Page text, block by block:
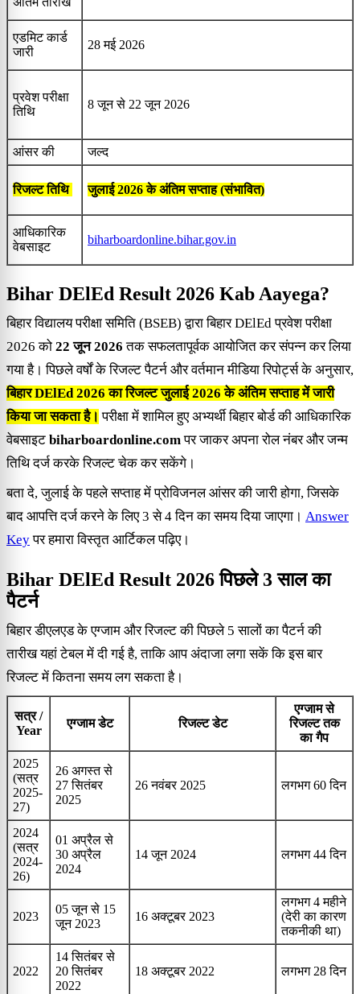
एडमिट कार्ड
जारी
28 मई 2026
प्रवेश परीक्षा
तिथि
8 जून से 22 जून 2026
आंसर की जल्द
रिजल्ट तिथि जुलाई 2026 के अंतिम सप्ताह (संभावित)
आधिकारिक
वेबसाइट
biharboardonline.bihar.gov.in
Bihar DElEd Result 2026 Kab Aayega?
बिहार विद्यालय परीक्षा समिति (BSEB) द्वारा बिहार DElEd प्रवेश परीक्षा
2026 को 22 जून 2026 तक सफलतापूर्वक आयोजित कर संपन्न कर लिया
गया है। पिछले वर्षों के रिजल्ट पैटर्न और वर्तमान मीडिया रिपोर्ट्स के अनुसार,
बिहार DElEd 2026 का रिजल्ट जुलाई 2026 के अंतिम सप्ताह में जारी
किया जा सकता है। परीक्षा में शामिल हुए अभ्यर्थी बिहार बोर्ड की आधिकारिक
वेबसाइट biharboardonline.comपर जाकर अपना रोल नंबर और जन्म
तिथि दर्ज करके रिजल्ट चेक कर सकेंगे।
बता दे, जुलाई के पहले सप्ताह में प्रोविजनल आंसर की जारी होगा, जिसके
बाद आपत्ति दर्ज करने के लिए 3 से 4 दिन का समय दिया जाएगा। Answer
Keyपर हमारा विस्तृत आर्टिकल पढ़िए।
Bihar DElEd Result 2026 पिछले 3 साल का
पैटर्न
बिहार डीएलएड के एग्जाम और रिजल्ट की पिछले 5 सालों का पैटर्न की
तारीख यहां टेबल में दी गई है, ताकि आप अंदाजा लगा सकें कि इस बार
रिजल्ट में कितना समय लग सकता है।
सत्र /
Year
एग्जाम डेट रिजल्ट डेट
एग्जाम से
रिजल्ट तक
का गैप
2025
(सत्र
2025-
27)
26 अगस्त से
27 सितंबर
2025
26 नवंबर 2025 लगभग 60 दिन
2024
(सत्र
2024-
26)
01 अप्रैल से
30 अप्रैल
2024
14 जून 2024 लगभग 44 दिन
2023
05 जून से 15
जून 2023
16 अक्टूबर 2023
लगभग 4 महीने
(देरी का कारण
तकनीकी था)
2022
14 सितंबर से
20 सितंबर
2022
18 अक्टूबर 2022 लगभग 28 दिन